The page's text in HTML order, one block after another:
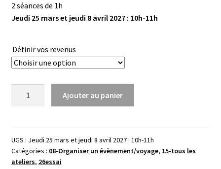
2 séances de 1h
Jeudi 25 mars et jeudi 8 avril 2027 : 10h-11h
Définir vos revenus
Mars
2027-
2h
Ajouter au panier
UGS : Jeudi 25 mars et jeudi 8 avril 2027 : 10h-11h
Catégories : 08-Organiser un évènement/voyage, 15-tous les
ateliers, 26essai